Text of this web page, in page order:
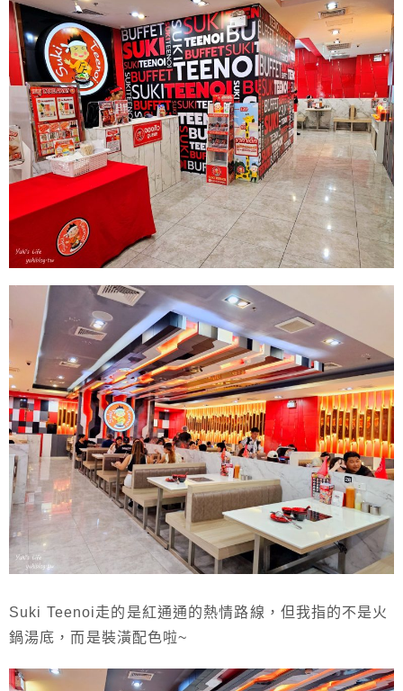
Suki Teenoi走的是紅通通的熱情路線，但我指的不是火
鍋湯底，而是裝潢配色啦~